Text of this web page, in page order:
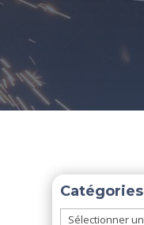
Catégories
Catégories